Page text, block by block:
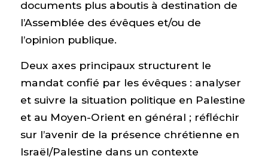
documents plus aboutis à destination de
l’Assemblée des évêques et/ou de
l’opinion publique.
Deux axes principaux structurent le
mandat confié par les évêques : analyser
et suivre la situation politique en Palestine
et au Moyen-Orient en général ; réfléchir
sur l’avenir de la présence chrétienne en
Israël/Palestine dans un contexte